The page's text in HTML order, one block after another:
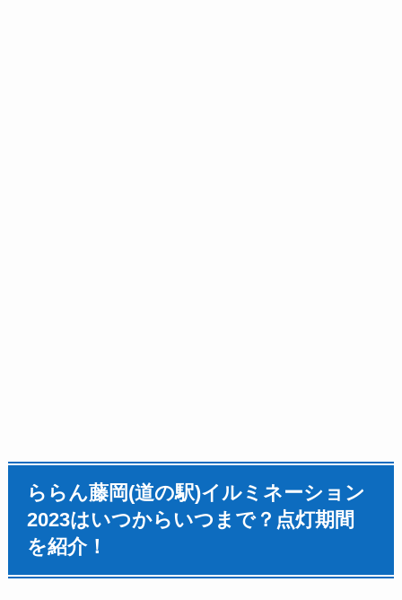
ららん藤岡(道の駅)イルミネーション
2023はいつからいつまで？点灯期間
を紹介！